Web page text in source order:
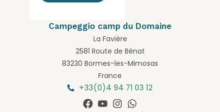
Campeggio camp du Domaine
La Favière
2581 Route de Bénat
83230 Bormes-les-Mimosas
France
+33(0)4 94 71 03 12